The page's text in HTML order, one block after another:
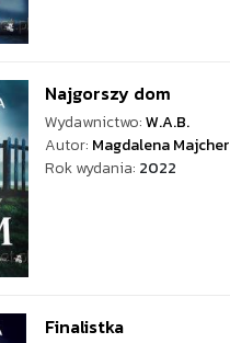
Najgorszy dom
Wydawnictwo:W.A.B.
Autor: Magdalena Majcher
Rok wydania: 2022
Finalistka